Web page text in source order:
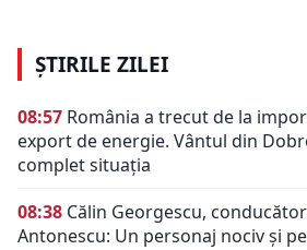
ȘTIRILE ZILEI
08:57 România a trecut de la
export de energie. Vântul din
complet situația
08:38 Călin Georgescu,
Antonescu: Un personaj nociv şi